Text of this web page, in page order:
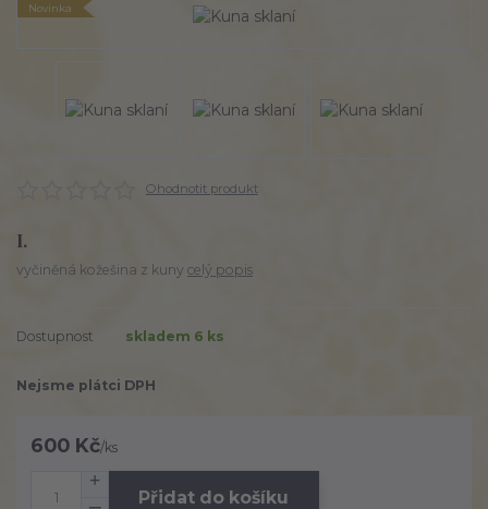
Novinka
Ohodnotit produkt
I.
vyčiněná kožešina z kuny celý popis
Dostupnost skladem 6 ks
Nejsme plátci DPH
600 Kč/ks
Přidat do košíku